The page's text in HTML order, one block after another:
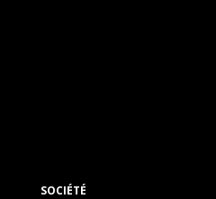
SOCIÉTÉ